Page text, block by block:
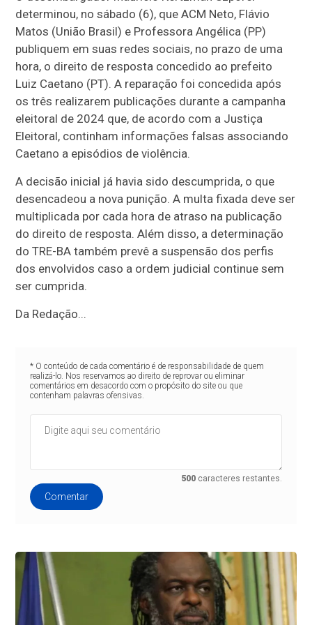
determinou, no sábado (6), que ACM Neto, Flávio
Matos (União Brasil) e Professora Angélica (PP)
publiquem em suas redes sociais, no prazo de uma
hora, o direito de resposta concedido ao prefeito
Luiz Caetano (PT). A reparação foi concedida após
os três realizarem publicações durante a campanha
eleitoral de 2024 que, de acordo com a Justiça
Eleitoral, continham informações falsas associando
Caetano a episódios de violência.
A decisão inicial já havia sido descumprida, o que
desencadeou a nova punição. A multa fixada deve ser
multiplicada por cada hora de atraso na publicação
do direito de resposta. Além disso, a determinação
do TRE-BA também prevê a suspensão dos perfis
dos envolvidos caso a ordem judicial continue sem
ser cumprida.
Da Redação...
* O conteúdo de cada comentário é de responsabilidade de quem
realizá-lo. Nos reservamos ao direito de reprovar ou eliminar
comentários em desacordo com o propósito do site ou que
contenham palavras ofensivas.
500 caracteres restantes.
Comentar